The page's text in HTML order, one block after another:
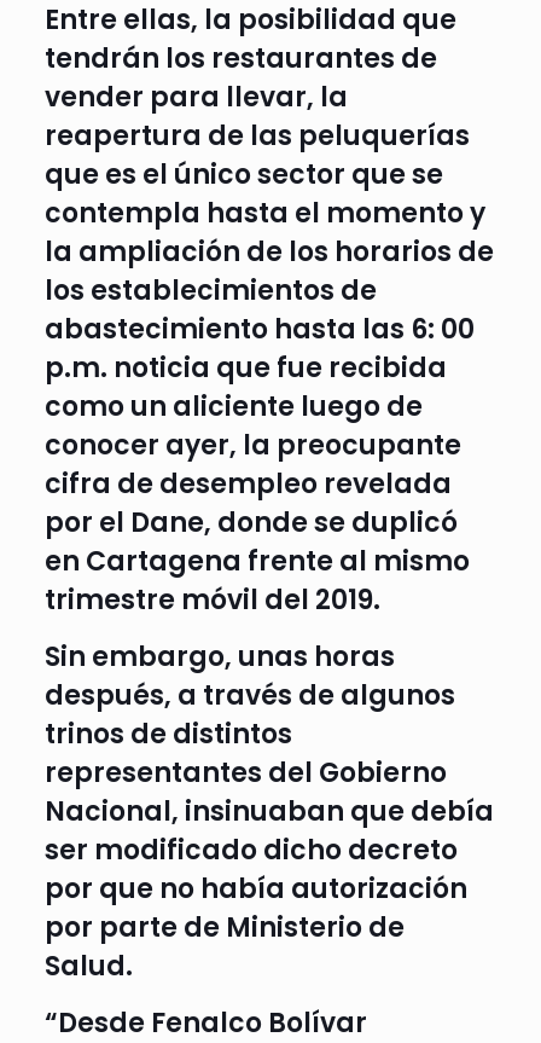
Entre ellas, la posibilidad que
tendrán los restaurantes de
vender para llevar, la
reapertura de las peluquerías
que es el único sector que se
contempla hasta el momento y
la ampliación de los horarios de
los establecimientos de
abastecimiento hasta las 6: 00
p.m. noticia que fue recibida
como un aliciente luego de
conocer ayer, la preocupante
cifra de desempleo revelada
por el Dane, donde se duplicó
en Cartagena frente al mismo
trimestre móvil del 2019.
Sin embargo, unas horas
después, a través de algunos
trinos de distintos
representantes del Gobierno
Nacional, insinuaban que debía
ser modificado dicho decreto
por que no había autorización
por parte de Ministerio de
Salud.
“Desde Fenalco Bolívar